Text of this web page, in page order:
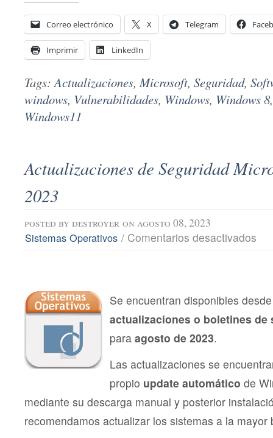
Correo electrónico X Telegram
Imprimir LinkedIn
Tags: Actualizaciones, Microsoft, Seguridad,
windows, Vulnerabilidades, Windows, Windows 8
Windows11
Actualizaciones de Seguridad
2023
posted by destroyer on agosto 08, 2023
Sistemas Operativos / Comentarios desactivados
2023
Se encuentran disponibles
actualizaciones o boletines de
para agosto de 2023.
Las actualizaciones se
propio update automático de
mediante su descarga manual y posterior
recomendamos actualizar los sistemas a la mayor